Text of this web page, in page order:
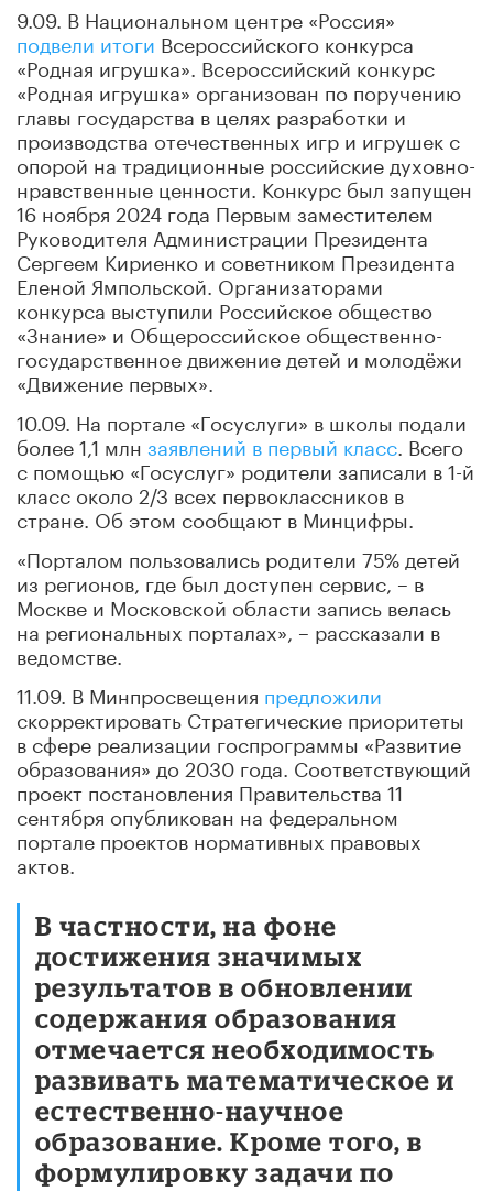
9.09. В Национальном центре «Россия»
подвели итоги Всероссийского конкурса
«Родная игрушка». Всероссийский конкурс
«Родная игрушка» организован по поручению
главы государства в целях разработки и
производства отечественных игр и игрушек с
опорой на традиционные российские духовно-
нравственные ценности. Конкурс был запущен
16 ноября 2024 года Первым заместителем
Руководителя Администрации Президента
Сергеем Кириенко и советником Президента
Еленой Ямпольской. Организаторами
конкурса выступили Российское общество
«Знание» и Общероссийское общественно-
государственное движение детей и молодёжи
«Движение первых».
10.09. На портале «Госуслуги» в школы подали
более 1,1 млн заявлений в первый класс . Всего
с помощью «Госуслуг» родители записали в 1-й
класс около 2/3 всех первоклассников в
стране. Об этом сообщают в Минцифры.
«Порталом пользовались родители 75% детей
из регионов, где был доступен сервис, – в
Москве и Московской области запись велась
на региональных порталах», – рассказали в
ведомстве.
11.09. В Минпросвещения предложили
скорректировать Стратегические приоритеты
в сфере реализации госпрограммы «Развитие
образования» до 2030 года. Соответствующий
проект постановления Правительства 11
сентября опубликован на федеральном
портале проектов нормативных правовых
актов.
В частности, на фоне
достижения значимых
результатов в обновлении
содержания образования
отмечается необходимость
развивать математическое и
естественно-научное
образование. Кроме того, в
формулировку задачи по